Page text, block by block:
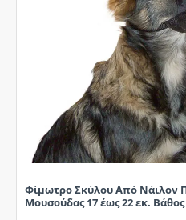
Φίμωτρο Σκύλου Από Νάιλον
Μουσούδας 17 έως 22 εκ. Βάθος